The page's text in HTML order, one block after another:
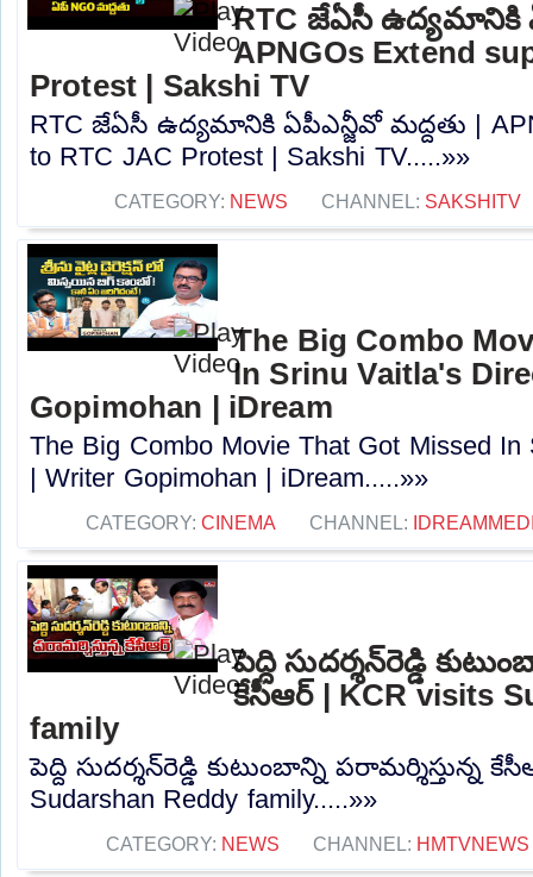
RTC జేఏసీ ఉద్యమానికి
APNGOs Extend
Protest | Sakshi TV
RTC జేఏసీ ఉద్యమానికి ఏపీఎన్జీవో మద్దతు |
to RTC JAC Protest | Sakshi TV.....»»
CATEGORY: NEWS CHANNEL: SAKSHITV
The Big Combo
In Srinu Vaitla's
Gopimohan | iDream
The Big Combo Movie That Got Missed In
| Writer Gopimohan | iDream.....»»
CATEGORY: CINEMA CHANNEL:
పెద్ది సుదర్శన్‌రెడ్డి
కేసీఆర్‌ | KCR visits
family
పెద్ది సుదర్శన్‌రెడ్డి కుటుంబాన్ని పరామర్శిస్తున్న
Sudarshan Reddy family.....»»
CATEGORY: NEWS CHANNEL: HMTVNEWS